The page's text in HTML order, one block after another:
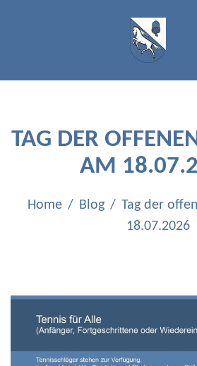
TC BLAU-
E.V.
TAG DER
AM
Home Blog
Tag der
18.07.2026